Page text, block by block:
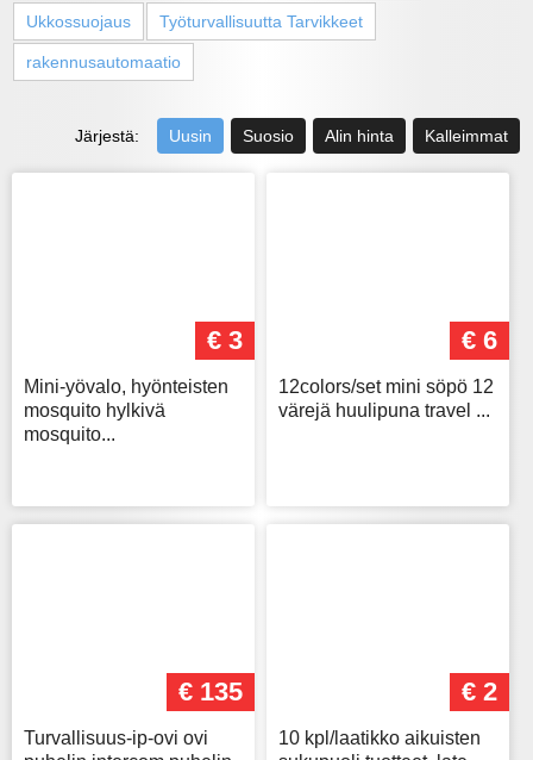
Ukkossuojaus Työturvallisuutta Tarvikkeet
rakennusautomaatio
Järjestä: Uusin Suosio Alin hinta Kalleimmat
€ 3
Mini-yövalo, hyönteisten
mosquito hylkivä
mosquito...
€ 6
12colors/set mini söpö 12
värejä huulipuna travel ...
€ 135
Turvallisuus-ip-ovi ovi
€ 2
10 kpl/laatikko aikuisten